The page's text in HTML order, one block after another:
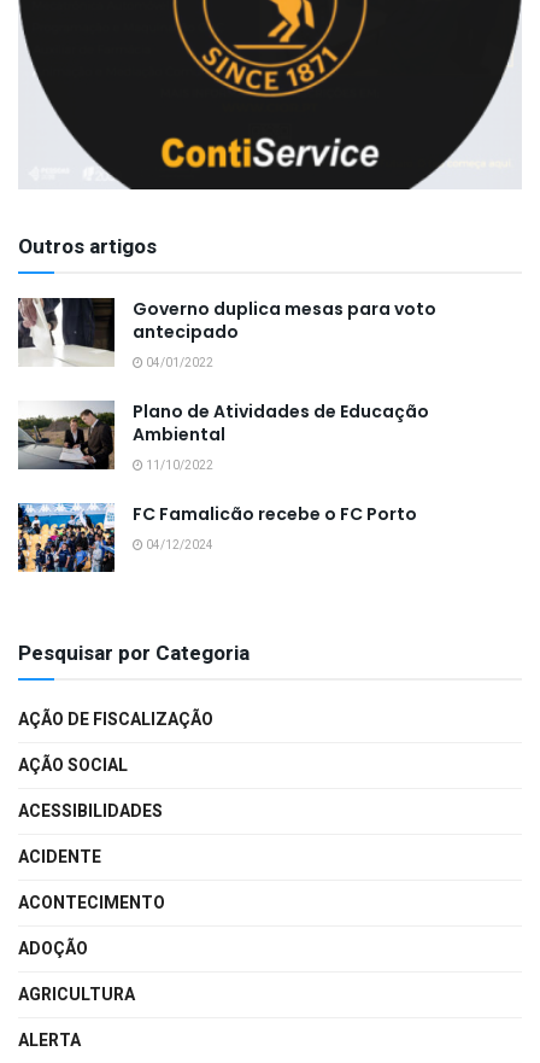
Outros artigos
Governo duplica mesas para voto
antecipado
04/01/2022
Plano de Atividades de Educação
Ambiental
11/10/2022
FC Famalicão recebe o FC Porto
04/12/2024
Pesquisar por Categoria
AÇÃO DE FISCALIZAÇÃO
AÇÃO SOCIAL
ACESSIBILIDADES
ACIDENTE
ACONTECIMENTO
ADOÇÃO
AGRICULTURA
ALERTA